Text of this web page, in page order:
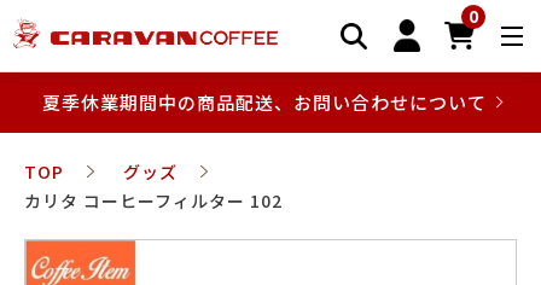
0
夏季休業期間中の商品配送、お問い合わせについて
TOP
グッズ
カリタ コーヒーフィルター 102